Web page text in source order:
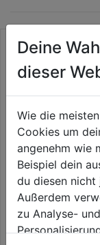
Werkzeugkoffer
120.02/P
0.0 (0)
0.0
Deine
dieser
Wie die
Cookies um
angenehm wie
Beispiel dein
du diesen nicht
Außerdem
zu Analyse-